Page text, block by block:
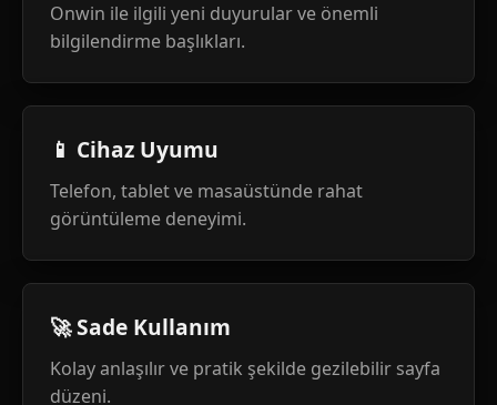
Onwin ile ilgili yeni duyurular ve önemli
bilgilendirme başlıkları.
📱 Cihaz Uyumu
Telefon, tablet ve masaüstünde rahat
görüntüleme deneyimi.
🚀 Sade Kullanım
Kolay anlaşılır ve pratik şekilde gezilebilir sayfa
düzeni.